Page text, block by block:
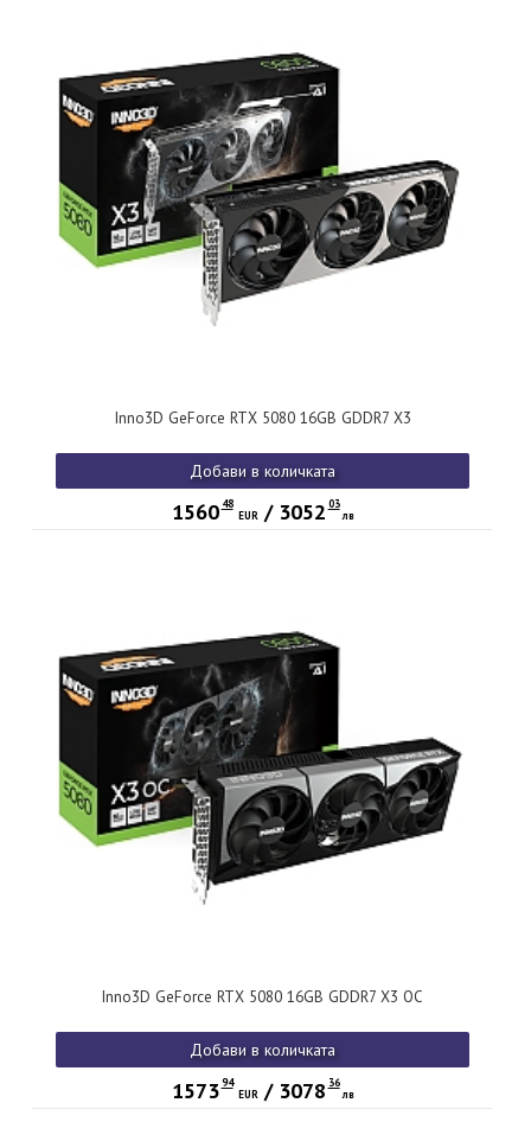
Inno3D GeForce RTX 5080 16GB GDDR7 X3
Добави в количката
1560 48
EUR/ 3052 03
лв
Inno3D GeForce RTX 5080 16GB GDDR7 X3 OC
Добави в количката
1573 94
EUR/ 3078 36
лв